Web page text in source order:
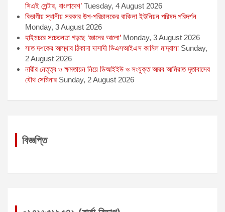
সিএই সেন্টার, বাংলাদেশ’ Tuesday, 4 August 2026
বিভাগীয় স্থানীয় সরকার উপ-পরিচালকের বাকিলা ইউনিয়ন পরিষদ পরিদর্শন
Monday, 3 August 2026
হাইমচরে সচেতনতা গড়ছে ‘জ্ঞানের আলো’ Monday, 3 August 2026
সাত দশকের আস্থার ঠিকানা দাসাদী ডিএসআইএস কামিল মাদ্রাসা Sunday,
2 August 2026
নারীর নেতৃত্ব ও ক্ষমতায়ন নিয়ে ডিআইইউ ও সংযুক্ত আরব আমিরাত দূতাবাসের
যৌথ সেমিনার Sunday, 2 August 2026
বিজ্ঞপ্তি